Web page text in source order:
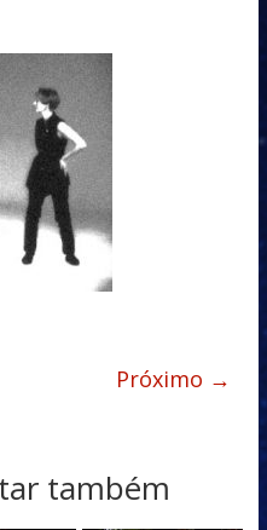
Próximo →
também